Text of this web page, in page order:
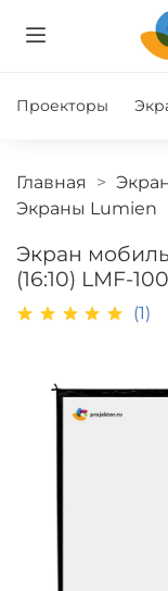
Проекторы
Главная
Экраны Lumien
Экран
(16:10) LMF-
(1)